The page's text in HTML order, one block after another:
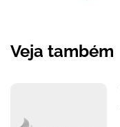
Veja também